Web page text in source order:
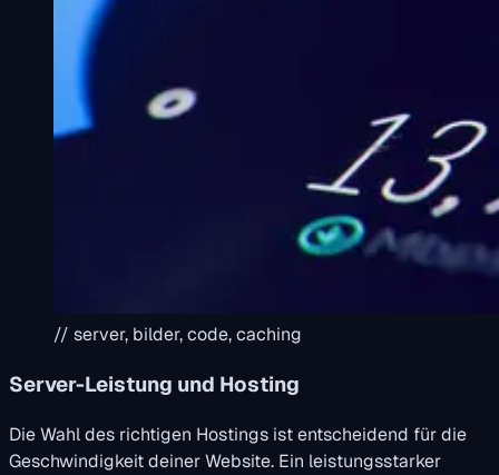
// server, bilder, code, caching
Server-Leistung und Hosting
Die Wahl des richtigen Hostings ist entscheidend für die
Geschwindigkeit deiner Website. Ein leistungsstarker